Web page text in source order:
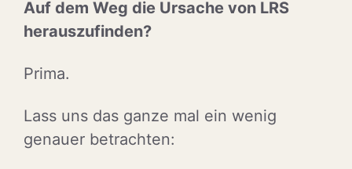
Auf dem Weg die Ursache von LRS
herauszufinden?
Prima.
Lass uns das ganze mal ein wenig
genauer betrachten: